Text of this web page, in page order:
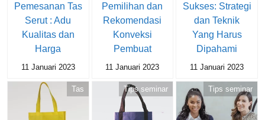
Pemesanan Tas
Serut : Adu
Kualitas dan
Harga
11 Januari 2023
Pemilihan dan
Rekomendasi
Konveksi
Pembuat
11 Januari 2023
Sukses: Strategi
dan Teknik
Yang Harus
Dipahami
11 Januari 2023
Tas Tips seminar Tips seminar